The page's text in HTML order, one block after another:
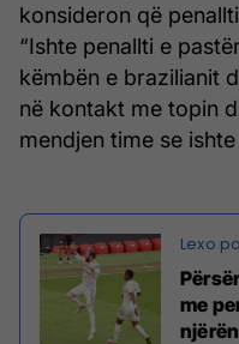
konsideron që
“Ishte penallti e
këmbën e brazilianit
në kontakt me topin
mendjen time se ishte
me